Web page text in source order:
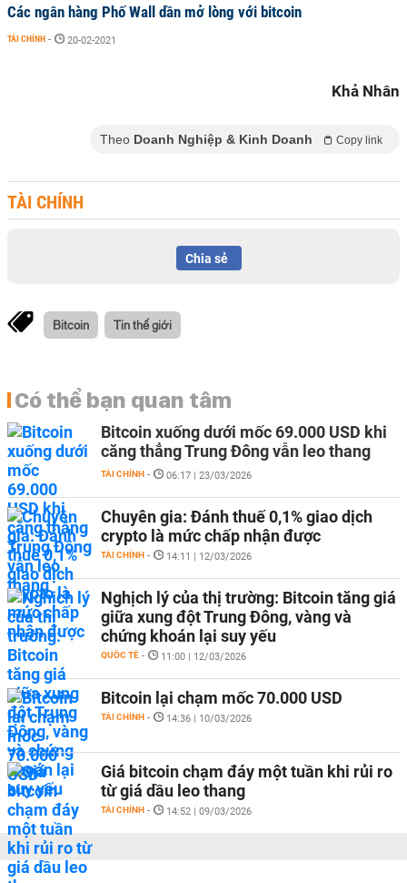
Các ngân hàng Phố Wall dần mở lòng với bitcoin
TÀI CHÍNH - 20-02-2021
Khả Nhân
Theo Doanh Nghiệp & Kinh Doanh Copy link
TÀI CHÍNH
Chia sẻ
Bitcoin Tin thế giới
Có thể bạn quan tâm
Bitcoin xuống dưới mốc 69.000 USD khi
căng thẳng Trung Đông vẫn leo thang
TÀI CHÍNH - 06:17 | 23/03/2026
Chuyên gia: Đánh thuế 0,1% giao dịch
crypto là mức chấp nhận được
TÀI CHÍNH - 14:11 | 12/03/2026
Nghịch lý của thị trường: Bitcoin tăng giá
giữa xung đột Trung Đông, vàng và
chứng khoán lại suy yếu
QUỐC TẾ - 11:00 | 12/03/2026
Bitcoin lại chạm mốc 70.000 USD
TÀI CHÍNH - 14:36 | 10/03/2026
Giá bitcoin chạm đáy một tuần khi rủi ro
từ giá dầu leo thang
TÀI CHÍNH - 14:52 | 09/03/2026